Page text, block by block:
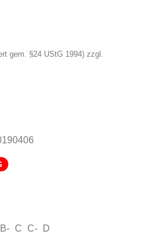
gem. §24 UStG 1994) zzgl.
B- C C- D